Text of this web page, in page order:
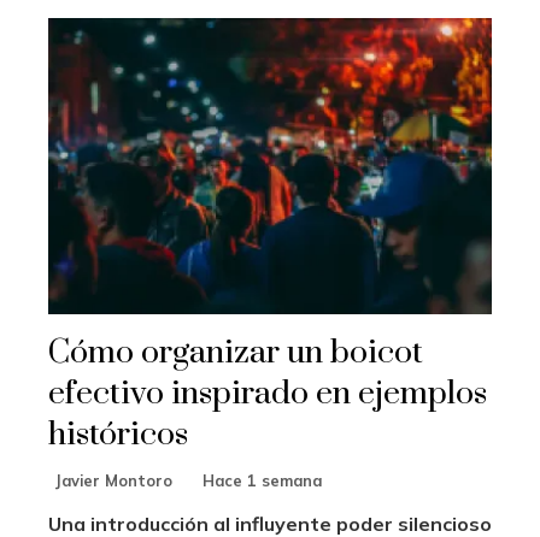
Cómo organizar un boicot
efectivo inspirado en ejemplos
históricos
Javier Montoro Hace 1 semana
Una introducción al influyente poder silencioso